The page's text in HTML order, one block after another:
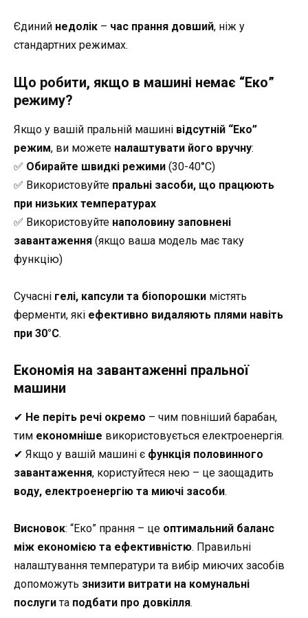
Єдиний недолік – час прання довший, ніж у
стандартних режимах.
Що робити, якщо в машині немає “Еко”
режиму?
Якщо у вашій пральній машині відсутній “Еко”
режим, ви можете налаштувати його вручну:
✅ Обирайте швидкі режими (30-40°C)
✅ Використовуйте пральні засоби, що працюють
при низьких температурах
✅ Використовуйте наполовину заповнені
завантаження (якщо ваша модель має таку
функцію)
Сучасні гелі, капсули та біопорошки містять
ферменти, які ефективно видаляють плями навіть
при 30°C.
Економія на завантаженні пральної
машини
✔ Не періть речі окремо – чим повніший барабан,
тим економніше використовується електроенергія.
✔ Якщо у вашій машині є функція половинного
завантаження, користуйтеся нею – це заощадить
воду, електроенергію та миючі засоби.
Висновок: “Еко” прання – це оптимальний баланс
між економією та ефективністю. Правильні
налаштування температури та вибір миючих засобів
допоможуть знизити витрати на комунальні
послуги та подбати про довкілля.